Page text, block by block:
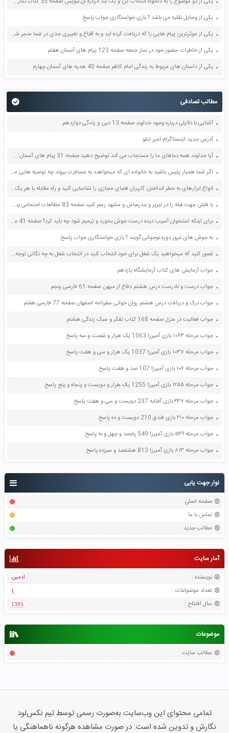
نوار جهت یابی
صفحه اصلی
تماس با ما
مطالب جدید
آمار سایت
نویسنده :
ادمین
تعداد موضواعات :
1
سال افتتاح :
1395
موضوعات
مطالب سایت
یکی از وسایل نقلیه می باشد ؟ بازی خواستگاری جواب پاسخ
یکی از موثرترین پیام هایی را که دریافت کرده اید و به اقناع و تغییری جدی در شما منجر شده است برسی کنید و علت این تاثیر گذاری قابل توجه را بنویسید صفحه 52 تفکر و سواد رسانه ای دهم
یکی از خاطرات حضور خود در نماز جمعه صفحه 123 پیام های آسمان هفتم
یکی از داستان های مربوط به زندگی امام کاظم صفحه 45 هدیه های آسمان چهارم
مطالب تصادفی
آشنایی با دلایلی درباره وجود خداوند صفحه 13 دین و زندگی دوازدهم
آدرس جدید اینستاگرام امیر تتلو
آیا خداوند همه دعاهای ما را مستجاب می کند توضیح دهید صفحه 31 پیام های آسمان هفتم
اگر شما همیار پلیس باشید به خانواده ای که میخواهند به مسافرت بروند چه توصیه هایی می کنید صفحه 54 مطالعات اجتماعی پنجم
انواع ابزارهای به خطر انداختن کاربران فضای مجازی را شناسایی کنید و راه مقابله با هر یک صفحه 42 کاربرد فناوری های نوین یازدهم
با فلش جهت قبله را در تبریز و بندرعباس و مشهد رسم کنید صفحه 83 مطالعات اجتماعی پنجم
برای اینکه استخوان آسیب دیده درست جوش بخورد و ترمیم شود چه باید کرد؟ صفحه 41 علوم پنجم
به جوش های غرور دوره نوجوانی گویند ؟ بازی خواستگاری جواب پاسخ
تصور کنید که میخواهید یک شغل برای خود انتخاب کنید در انتخاب شغل به چه نکاتی توجه می کنید صفحه 170 کتاب تفکر و سبک زندگی هشتم
جواب آزمایش های کتاب آزمایشگاه یازدهم
جواب درست و نادرست درس هشتم دفاع از میهن صفحه 61 فارسی پنجم
جواب درک و دریافت درس هشتم روان خوانی سفرنامه اصفهان صفحه 77 فارسی هفتم
جواب فعالیت در منزل صفحه 168 کتاب تفکر و سبک زندگی هشتم
جواب مرحله ۱۰۶۳ بازی آمیرزا 1063 یک هزار و شصت و سه پاسخ
جواب مرحله ۱۰۳۷ بازی آمیرزا 1037 یک هزار و سی و هفت پاسخ
جواب مرحله ۱۰۷ بازی آمیرزا 107 صد و هفت پاسخ
جواب مرحله ۱۲۵۵ بازی آمیرزا 1255 یک هزار و دویست و پنجاه و پنج پاسخ
جواب مرحله ۲۳۷ بازی آفتابه 237 دویست و سی و هفت پاسخ
جواب مرحله ۲۱۰ بازی فندق 210 دویست و ده پاسخ
جواب مرحله ۵۴۹ بازی آمیرزا 549 پانصد و چهل و نه پاسخ
جواب مرحله ۸۱۳ بازی آمیرزا 813 هشتصد و سیزده پاسخ
تمامی محتوای این وب‌سایت به‌صورت رسمی توسط تیم نکس‌لود
نگارش و تدوین شده است. در صورت مشاهده هرگونه ناهماهنگی یا